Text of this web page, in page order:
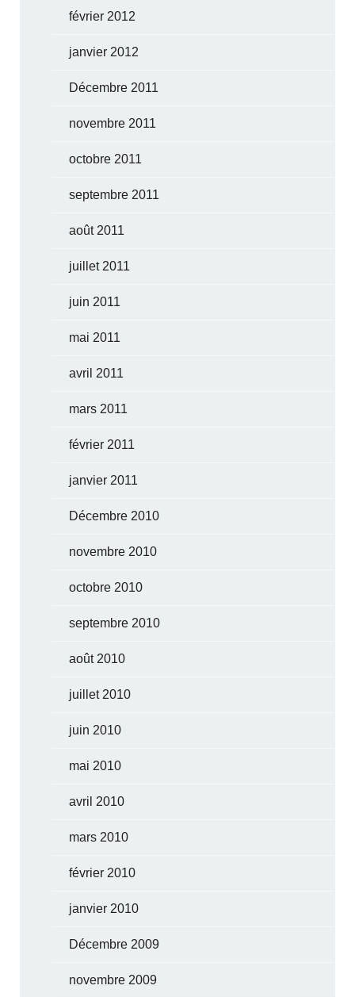
février 2012
janvier 2012
Décembre 2011
novembre 2011
octobre 2011
septembre 2011
août 2011
juillet 2011
juin 2011
mai 2011
avril 2011
mars 2011
février 2011
janvier 2011
Décembre 2010
novembre 2010
octobre 2010
septembre 2010
août 2010
juillet 2010
juin 2010
mai 2010
avril 2010
mars 2010
février 2010
janvier 2010
Décembre 2009
novembre 2009